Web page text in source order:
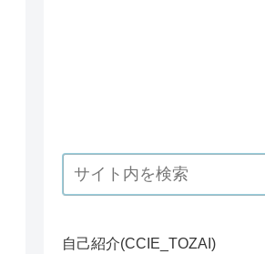
自己紹介(CCIE_TOZAI)